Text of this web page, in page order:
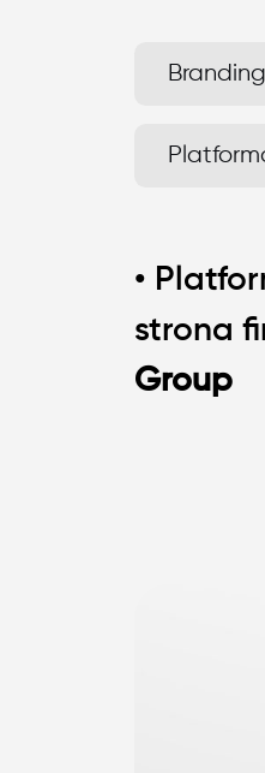
Branding
•
strona
Group